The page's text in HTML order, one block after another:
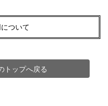
ついて
トップへ戻る